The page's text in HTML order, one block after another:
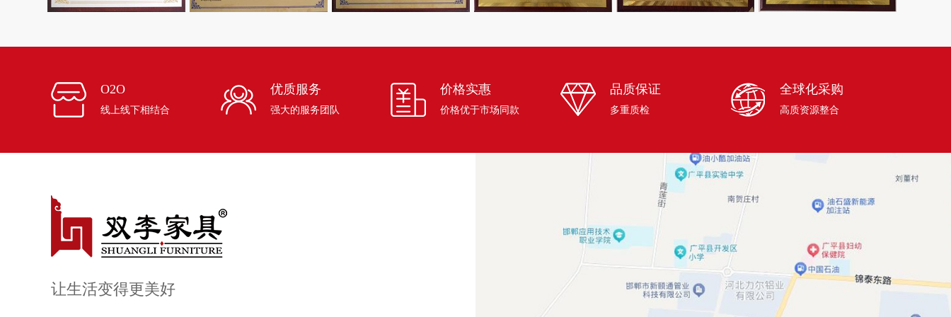
O2O
线上线下相结合
优质服务
强大的服务团队
价格实惠
价格优于市场同款
品质保证
多重质检
全球化采购
高质资源整合
让生活变得更美好